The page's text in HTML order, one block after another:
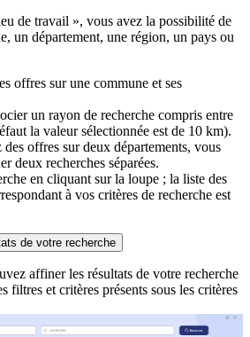
de travail », vous avez la possibilité de
un département, une région, un pays ou
offres sur une commune et ses
un rayon de recherche compris entre
la valeur sélectionnée est de 10 km).
des offres sur deux départements, vous
deux recherches séparées.
en cliquant sur la loupe ; la liste des
à vos critères de recherche est
de votre recherche
affiner les résultats de votre recherche
filtres et critères présents sous les critères